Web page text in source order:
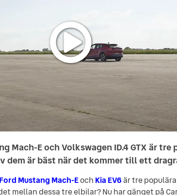
Mach-E och Volkswagen ID.4 GTX är tre
dem är bäst när det kommer till ett
Ford Mustang Mach-Eoch Kia EV6är tre
mellan dessa tre elbilar? Nu har gänget på